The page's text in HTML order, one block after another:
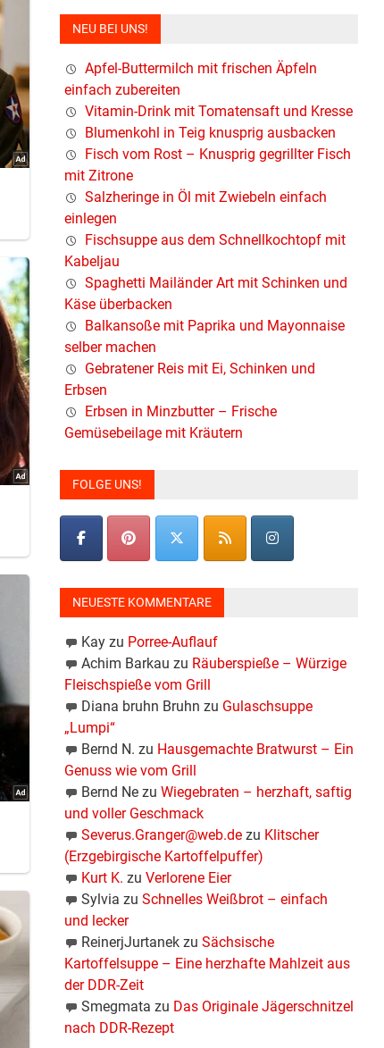
NEU BEI UNS!
Apfel-Buttermilch mit frischen Äpfeln
einfach zubereiten
Vitamin-Drink mit Tomatensaft und Kresse
Blumenkohl in Teig knusprig ausbacken
Fisch vom Rost – Knusprig gegrillter Fisch
mit Zitrone
Salzheringe in Öl mit Zwiebeln einfach
einlegen
Fischsuppe aus dem Schnellkochtopf mit
Kabeljau
Spaghetti Mailänder Art mit Schinken und
Käse überbacken
Balkansoße mit Paprika und Mayonnaise
selber machen
Gebratener Reis mit Ei, Schinken und
Erbsen
Erbsen in Minzbutter – Frische
Gemüsebeilage mit Kräutern
FOLGE UNS!
NEUESTE KOMMENTARE
Kayzu Porree-Auflauf
Achim Barkau zu Räuberspieße – Würzige
Fleischspieße vom Grill
Diana bruhn Bruhn zu Gulaschsuppe
„Lumpi“
Bernd N. zu Hausgemachte Bratwurst – Ein
Genuss wie vom Grill
Bernd Nezu Wiegebraten – herzhaft, saftig
und voller Geschmack
Severus.Granger@web.dezu Klitscher
(Erzgebirgische Kartoffelpuffer)
Kurt K. zu Verlorene Eier
Sylvia zu Schnelles Weißbrot – einfach
und lecker
ReinerjJurtanekzu Sächsische
Kartoffelsuppe – Eine herzhafte Mahlzeit aus
der DDR-Zeit
Smegmata zu Das Originale Jägerschnitzel
nach DDR-Rezept